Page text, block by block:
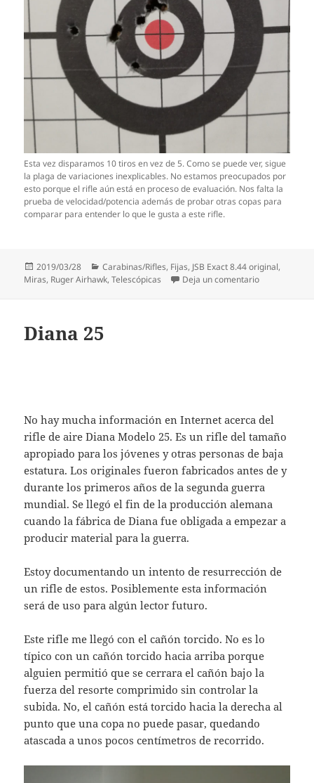
Esta vez disparamos 10 tiros en vez de 5. Como se puede ver, sigue
la plaga de variaciones inexplicables. No estamos preocupados por
esto porque el rifle aún está en proceso de evaluación. Nos falta la
prueba de velocidad/potencia además de probar otras copas para
comparar para entender lo que le gusta a este rifle.
Publicado
el
2019/03/28 Categorías
Carabinas/Rifles, Fijas, JSB Exact 8.44 original,
Miras, Ruger Airhawk,Telescópicas Deja un comentarioen Ruger
Diana 25
No hay mucha información en Internet acerca del
rifle de aire Diana Modelo 25. Es un rifle del tamaño
apropiado para los jóvenes y otras personas de baja
estatura. Los originales fueron fabricados antes de y
durante los primeros años de la segunda guerra
mundial. Se llegó el fin de la producción alemana
cuando la fábrica de Diana fue obligada a empezar a
producir material para la guerra.
Estoy documentando un intento de resurrección de
un rifle de estos. Posiblemente esta información
será de uso para algún lector futuro.
Este rifle me llegó con el cañón torcido. No es lo
típico con un cañón torcido hacia arriba porque
alguien permitió que se cerrara el cañón bajo la
fuerza del resorte comprimido sin controlar la
subida. No, el cañón está torcido hacia la derecha al
punto que una copa no puede pasar, quedando
atascada a unos pocos centímetros de recorrido.